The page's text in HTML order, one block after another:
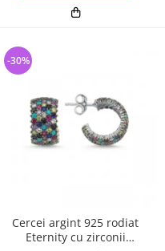
Cercei argint 925 rodiat
Eternity cu zirconii
-30%